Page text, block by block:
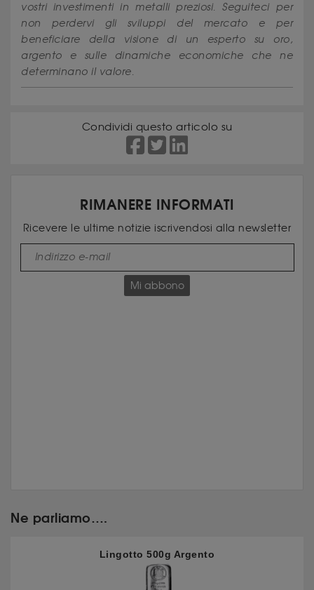
vostri investimenti in metalli preziosi. Seguiteci per
non perdervi gli sviluppi del mercato e per
beneficiare della visione di un esperto su oro,
argento e sulle dinamiche economiche che ne
determinano il valore.
Condividi questo articolo su
RIMANERE INFORMATI
Ricevere le ultime notizie iscrivendosi alla newsletter
Mi abbono
Ne parliamo….
Lingotto 500g Argento